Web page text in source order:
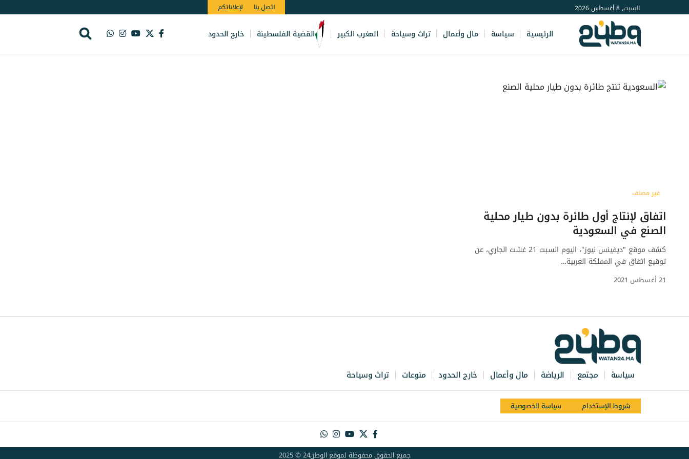
السبت, 8 أغسطس 2026 اتصل بنا لإعلاناتكم
الرئيسية سياسة مال وأعمال تراث وسياحة المغرب الكبير القضية الفلسطينة خارج الحدود
غير مصنف
اتفاق لإنتاج أول طائرة بدون طيار محلية
الصنع في السعودية
كشف موقع "ديفينس نيوز"، اليوم السبت 21 غشت الجاري، عن
توقيع اتفاق في المملكة العربية…
21 أغسطس 2021
سياسة مجتمع الرياضة مال وأعمال خارج الحدود منوعات تراث وسياحة
شروط الإستخدام سياسة الخصوصية
جميع الحقوق محفوظة لموقع الوطن24 © 2025